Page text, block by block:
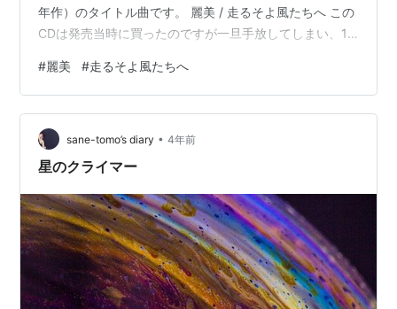
年作）のタイトル曲です。 麗美 / 走るそよ風たちへ この
CDは発売当時に買ったのですが一旦手放してしまい、10
をあちこち探した記憶あり）、という個人的に記憶に残
るアルバムです。中古盤で手に入れたこの2代目のCD
は、その後20年経ってもまだ持っています。たまに聴き
たくなるんですよね。 この曲「走るそよ風たちへ」は、
兵士になるために訓練に励む子供達へ向けた歌となって
#麗美 #走るそよ風たちへ
sane-tomo’s diary • 4年前
星のクライマー